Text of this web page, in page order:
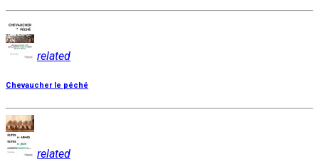
related
Chevaucher le péché
related